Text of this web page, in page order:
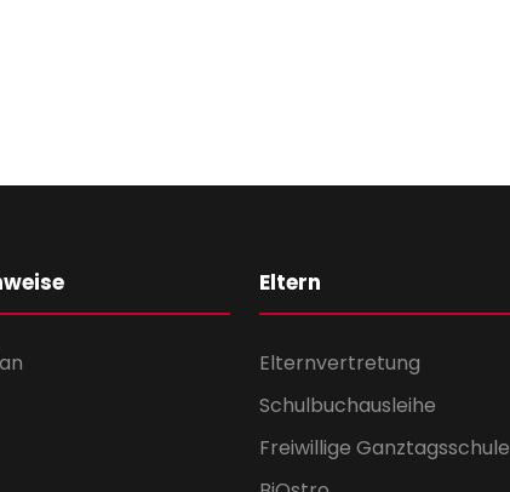
Eltern
Elternvertretung
Schulbuchausleihe
Freiwillige Ganztagsschule